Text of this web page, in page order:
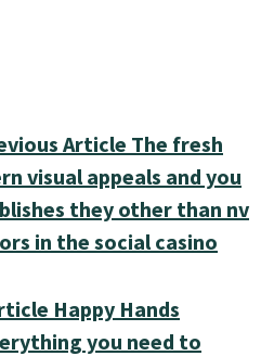
Article The fresh
visual appeals and you
they other than nv
in the social casino
Happy Hands
you need to